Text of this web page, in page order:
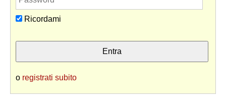
Ricordami
o registrati subito